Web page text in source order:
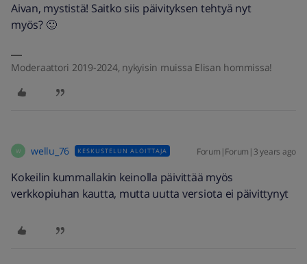
Aivan, mystistä! Saitko siis päivityksen tehtyä nyt
myös? 🙂
Moderaattori 2019-2024, nykyisin muissa Elisan hommissa!
W wellu_76 KESKUSTELUN ALOITTAJA Forum|Forum|3 years ago
Kokeilin kummallakin keinolla päivittää myös
verkkopiuhan kautta, mutta uutta versiota ei päivittynyt